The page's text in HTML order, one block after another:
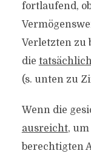
fortlaufend,
Verletzten zu
die
(s. unten zu
Wenn die
ausreicht,
berechtigten